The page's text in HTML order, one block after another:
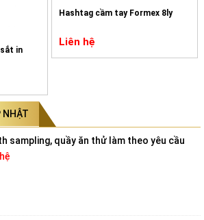
in
Hashtag cầm tay Formex 8ly
Liên hệ
NHẬT
sampling, quầy ăn thử làm theo yêu cầu